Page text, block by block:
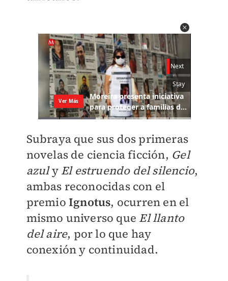
Subraya que sus dos primeras
novelas de ciencia ficción, Gel
azuly El estruendo del silencio,
ambas reconocidas con el
premio Ignotus, ocurren en el
mismo universo que El llanto
del aire, por lo que hay
conexión y continuidad.